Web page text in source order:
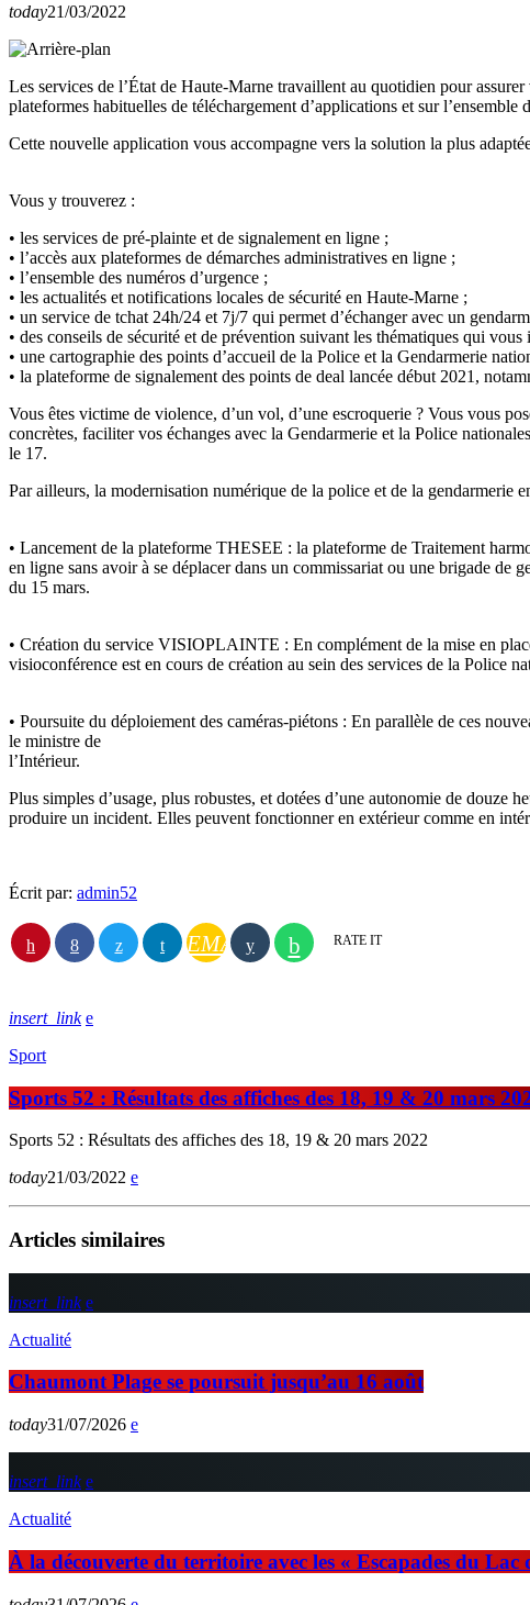
today21/03/2022
Les services de l’État de Haute-Marne travaillent au quotidien pour
plateformes habituelles de téléchargement d’applications et sur
Cette nouvelle application vous accompagne vers la solution la plus
Vous y trouverez :
• les services de pré-plainte et de signalement en ligne ;
• l’accès aux plateformes de démarches administratives en ligne ;
• l’ensemble des numéros d’urgence ;
• les actualités et notifications locales de sécurité en Haute-Marne ;
• un service de tchat 24h/24 et 7j/7 qui permet d’échanger avec un
• des conseils de sécurité et de prévention suivant les thématiques qui vous
• une cartographie des points d’accueil de la Police et la Gendarmerie
• la plateforme de signalement des points de deal lancée début 2021,
Vous êtes victime de violence, d’un vol, d’une escroquerie ? Vous vous
concrètes, faciliter vos échanges avec la Gendarmerie et la Police
le 17.
Par ailleurs, la modernisation numérique de la police et de la gendarmerie
• Lancement de la plateforme THESEE : la plateforme de Traitement
en ligne sans avoir à se déplacer dans un commissariat ou une brigade de
du 15 mars.
• Création du service VISIOPLAINTE : En complément de la mise en
visioconférence est en cours de création au sein des services de la Police
• Poursuite du déploiement des caméras-piétons : En parallèle de ces
le ministre de
l’Intérieur.
Plus simples d’usage, plus robustes, et dotées d’une autonomie de
produire un incident. Elles peuvent fonctionner en extérieur comme en
Écrit par: admin52
EMAIL RATE IT
insert_link
Sport
Sports 52 : Résultats des affiches des 18, 19 & 20 mars
Sports 52 : Résultats des affiches des 18, 19 & 20 mars 2022
today21/03/2022
Articles similaires
insert_link
Actualité
Chaumont Plage se poursuit jusqu’au 16 août
today31/07/2026
insert_link
Actualité
À la découverte du territoire avec les « Escapades du Lac